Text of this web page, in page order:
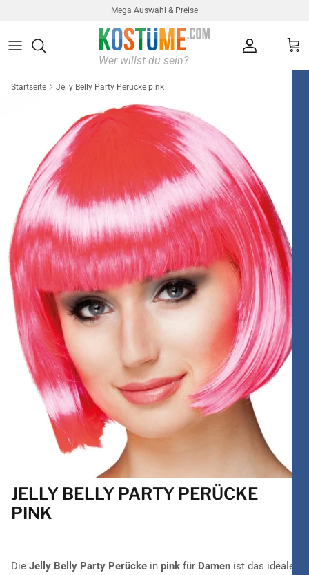
Mega Auswahl & Preise
Startseite Jelly Belly Party Perücke pink
JELLY BELLY PARTY PERÜCKE
PINK
Die Jelly Belly Party Perücke in pink für Damen ist das ideale